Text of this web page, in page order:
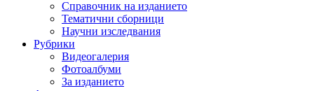
Справочник на изданието
Тематични сборници
Научни изследвания
Рубрики
Видеогалерия
Фотоалбуми
За изданието